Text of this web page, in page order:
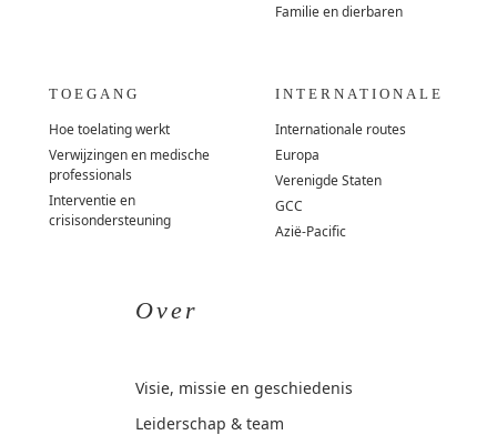
Familie en dierbaren
TOEGANG
Hoe toelating werkt
Verwijzingen en medische
professionals
Interventie en
crisisondersteuning
INTERNATIONALE
Internationale routes
Europa
Verenigde Staten
GCC
Azië-Pacific
Over
Visie, missie en geschiedenis
Leiderschap & team